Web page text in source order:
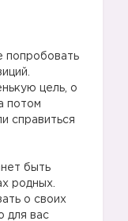
попробовать
цель, о
потом
справиться
быть
родных.
о своих
для вас